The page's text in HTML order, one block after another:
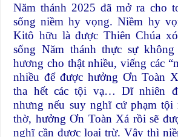
Năm thánh 2025 đã mở ra cho
sống niềm hy vọng. Niềm hy
Kitô hữu là được Thiên Chúa
sống Năm thánh thực sự
hương cho thật nhiều, viếng các
nhiều để được hưởng Ơn Toàn
tha hết các tội vạ… Dĩ nhiên
nhưng nếu suy nghĩ cứ phạm
thờ, hưởng Ơn Toàn Xá rồi sẽ
nghĩ cần được loại trừ. Vậy thì